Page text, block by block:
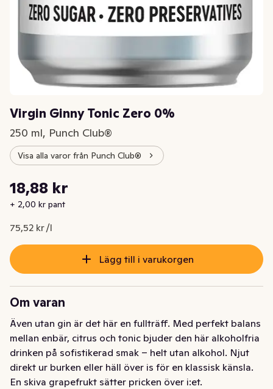
Virgin Ginny Tonic Zero 0%
250 ml, Punch Club®
Visa alla varor från Punch Club®
Nuvarande pris är: 18,88 kr
18,88 kr
+ 2,00 kr pant
75,52 kr /l
Styckpris: 75,52 kr /l
Lägg till i varukorgen
Om varan
Även utan gin är det här en fullträff. Med perfekt balans
mellan enbär, citrus och tonic bjuder den här alkoholfria
drinken på sofistikerad smak – helt utan alkohol. Njut
direkt ur burken eller häll över is för en klassisk känsla.
En skiva grapefrukt sätter pricken över i:et.